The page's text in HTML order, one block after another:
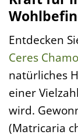
Entdecken
Ceres
natürliches
einer
wird.
(Matricaria